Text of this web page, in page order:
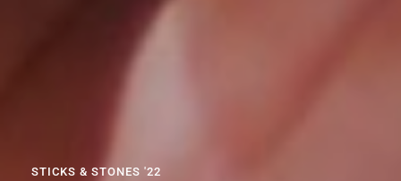
STICKS & STONES '22